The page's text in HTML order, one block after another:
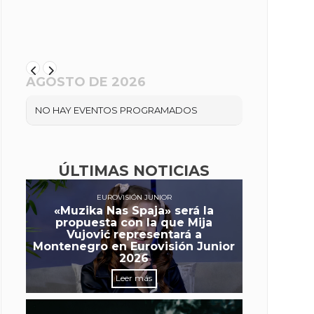
AGOSTO DE 2026
NO HAY EVENTOS PROGRAMADOS
ÚLTIMAS NOTICIAS
EUROVISIÓN JUNIOR
«Muzika Nas Spaja» será la
propuesta con la que Mija
Vujović representará a
Montenegro en Eurovisión Junior
2026
Leer más